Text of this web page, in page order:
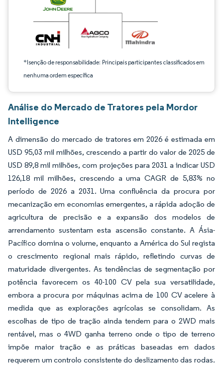
*Isenção de responsabilidade: Principais participantes classificados em
nenhuma ordem específica
Análise do Mercado de Tratores pela Mordor
Intelligence
A dimensão do mercado de tratores em 2026 é estimada em
USD 95,03 mil milhões, crescendo a partir do valor de 2025 de
USD 89,8 mil milhões, com projeções para 2031 a indicar USD
126,18 mil milhões, crescendo a uma CAGR de 5,83% no
período de 2026 a 2031. Uma confluência da procura por
mecanização em economias emergentes, a rápida adoção de
agricultura de precisão e a expansão dos modelos de
arrendamento sustentam esta ascensão constante. A Ásia-
Pacífico domina o volume, enquanto a América do Sul regista
o crescimento regional mais rápido, refletindo curvas de
maturidade divergentes. As tendências de segmentação por
potência favorecem os 40-100 CV pela sua versatilidade,
embora a procura por máquinas acima de 100 CV acelere à
medida que as explorações agrícolas se consolidam. As
escolhas de tipo de tração ainda tendem para o 2WD mais
rentável, mas o 4WD ganha terreno onde o tipo de terreno
impõe maior tração e as práticas baseadas em dados
requerem um controlo consistente do deslizamento das rodas.